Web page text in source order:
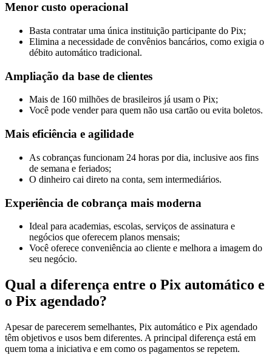
Menor custo operacional
Basta contratar uma única instituição participante do Pix;
Elimina a necessidade de convênios bancários, como exigia o
débito automático tradicional.
Ampliação da base de clientes
Mais de 160 milhões de brasileiros já usam o Pix;
Você pode vender para quem não usa cartão ou evita boletos.
Mais eficiência e agilidade
As cobranças funcionam 24 horas por dia, inclusive aos fins
de semana e feriados;
O dinheiro cai direto na conta, sem intermediários.
Experiência de cobrança mais moderna
Ideal para academias, escolas, serviços de assinatura e
negócios que oferecem planos mensais;
Você oferece conveniência ao cliente e melhora a imagem do
seu negócio.
Qual a diferença entre o Pix automático e
o Pix agendado?
Apesar de parecerem semelhantes, Pix automático e Pix agendado
têm objetivos e usos bem diferentes. A principal diferença está em
quem toma a iniciativa e em como os pagamentos se repetem.